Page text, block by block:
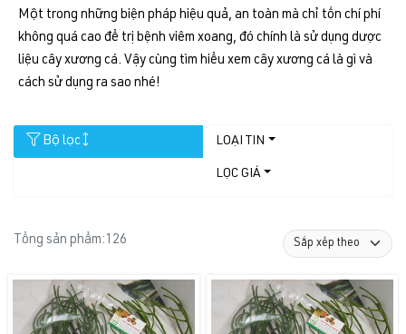
Một trong những biện pháp hiệu quả, an toàn mà chỉ tốn chí phí
không quá cao để trị bệnh viêm xoang, đó chính là sử dụng dược
liệu cây xương cá. Vậy cùng tìm hiểu xem cây xương cá là gì và
cách sử dụng ra sao nhé!
Bộ lọc LOẠI TIN
LỌC GIÁ
Tổng sản phẩm: 126